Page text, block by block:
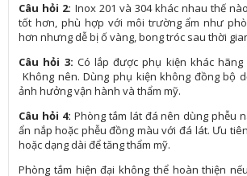
Câu hỏi 2: Inox 201 và 304 khác nhau thế
tốt hơn, phù hợp với môi trường ẩm như
hơn nhưng dễ bị ố vàng, bong tróc sau thời
Câu hỏi 3: Có lắp được phụ kiện khác hãng
Không nên. Dùng phụ kiện không đồng bộ
ảnh hưởng vận hành và thẩm mỹ.
Câu hỏi 4: Phòng tắm lát đá nên dùng phễu
ẩn nắp hoặc phễu đồng màu với đá lát. Ưu
hoặc dạng dài để tăng thẩm mỹ.
Phòng tắm hiện đại không thể hoàn thiện